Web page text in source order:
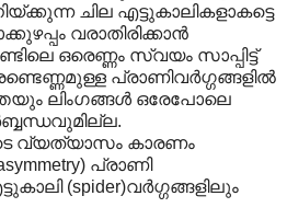
ചില എട്ടുകാലികളാകട്ടെ
വരാതിരിക്കാന്‍
ഒരെണ്ണം സ്വയം സാപ്പിട്ട്
പ്രാണിവര്‍ഗ്ഗങ്ങളില്‍
ലിംഗങ്ങള്‍ ഒരേപോലെ
വ്യത്യാസം കാരണം
പ്രാണി
(spider)വര്‍ഗ്ഗങ്ങളിലും